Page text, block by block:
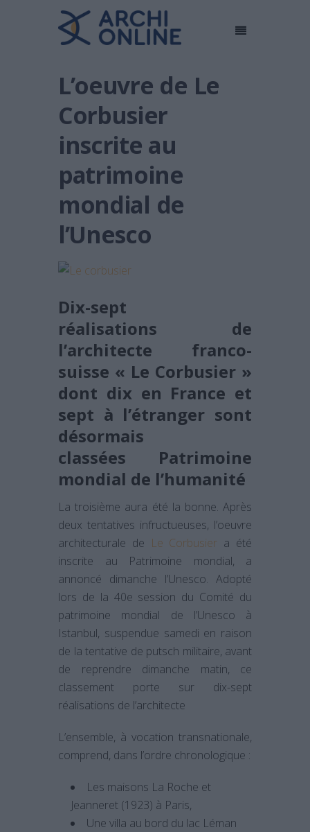
L’oeuvre de Le
Corbusier
inscrite au
patrimoine
mondial de
l’Unesco
Dix-sept
réalisations de
l’architecte franco-
suisse « Le Corbusier »
dont dix en France et
sept à l’étranger sont
désormais
classées Patrimoine
mondial de l’humanité
La troisième aura été la bonne. Après
deux tentatives infructueuses, l’oeuvre
architecturale de Le Corbusier a été
inscrite au Patrimoine mondial, a
annoncé dimanche l’Unesco. Adopté
lors de la 40e session du Comité du
patrimoine mondial de l’Unesco à
Istanbul, suspendue samedi en raison
de la tentative de putsch militaire, avant
de reprendre dimanche matin, ce
classement porte sur dix-sept
réalisations de l’architecte
L’ensemble, à vocation transnationale,
comprend, dans l’ordre chronologique :
Les maisons La Roche et
Jeanneret (1923) à Paris,
Une villa au bord du lac Léman